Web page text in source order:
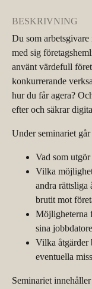
BESKRIVNING
Du som
med sig
använt värdefull
konkurrerande
hur du får agera?
efter och säkrar
Under seminariet
Vad som
Vilka
andra rättsliga
brutit mot
Möjligheterna
sina
Vilka åtgärder
eventuella
Seminariet